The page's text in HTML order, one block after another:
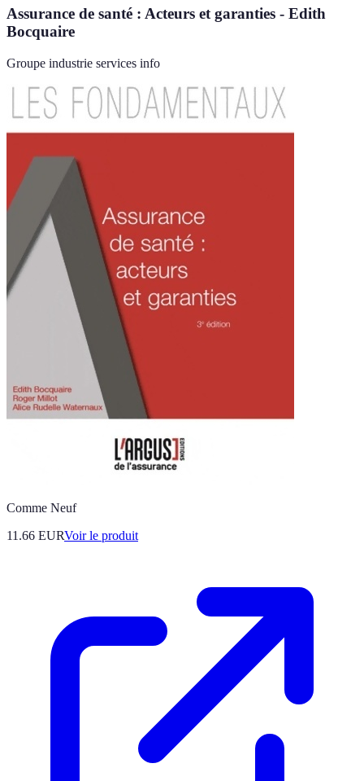
Assurance de santé : Acteurs et garanties - Edith
Bocquaire
Groupe industrie services info
Comme Neuf
11.66 EURVoir le produit